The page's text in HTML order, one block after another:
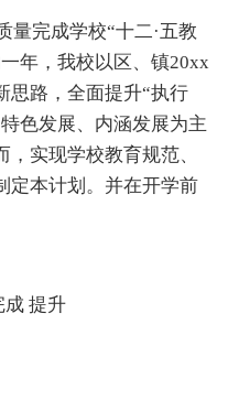
量完成学校“十二·五教
年，我校以区、镇20xx
思路，全面提升“执行
色发展、内涵发展为主
实现学校教育规范、
定本计划。并在开学前
成 提升